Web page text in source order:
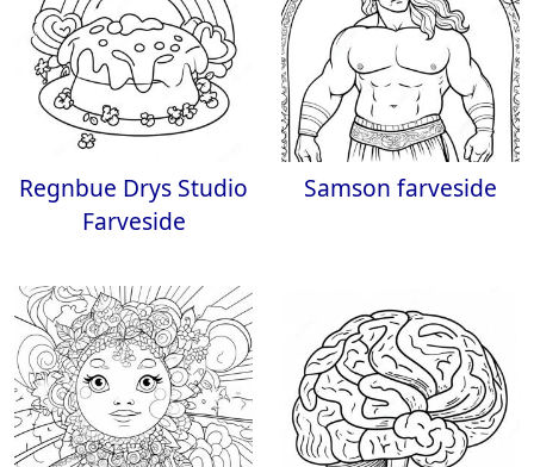
Regnbue Drys Studio
Farveside
Samson farveside